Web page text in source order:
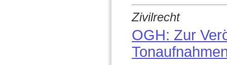
Zivilrecht
OGH: Zur